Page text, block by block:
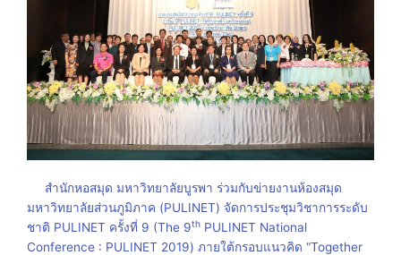
สำนักหอสมุด มหาวิทยาลัยบูรพา ร่วมกับข่ายงานห้องสมุด
มหาวิทยาลัยส่วนภูมิภาค (PULINET) จัดการประชุมวิชาการระดับ
ชาติ PULINET ครั้งที่ 9 (The 9th PULINET National
Conference : PULINET 2019) ภายใต้กรอบแนวคิด “Together